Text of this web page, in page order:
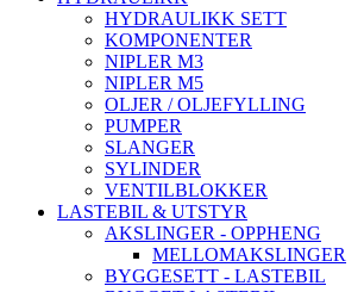
HYDRAULIKK SETT
KOMPONENTER
NIPLER M3
NIPLER M5
OLJER / OLJEFYLLING
PUMPER
SLANGER
SYLINDER
VENTILBLOKKER
LASTEBIL & UTSTYR
AKSLINGER - OPPHENG
MELLOMAKSLINGER
BYGGESETT - LASTEBIL